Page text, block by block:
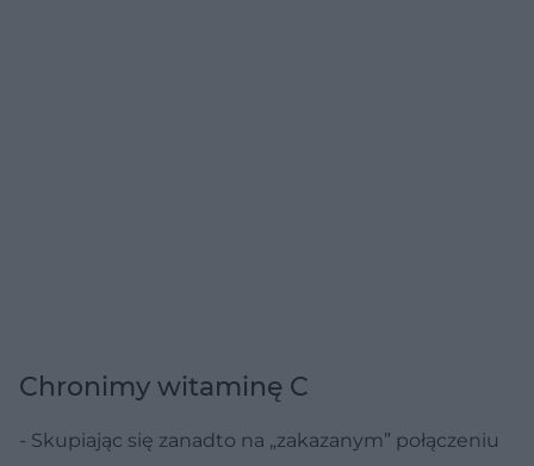
Chronimy witaminę C
- Skupiając się zanadto na „zakazanym” połączeniu